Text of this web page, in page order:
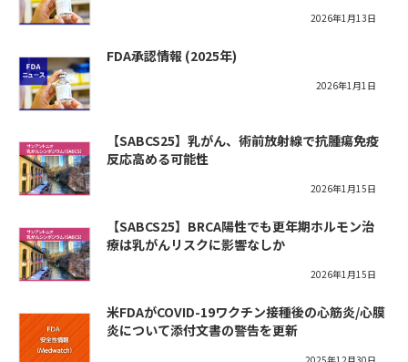
2026年1月13日
FDA承認情報 (2025年)
2026年1月1日
【SABCS25】乳がん、術前放射線で抗腫瘍免疫
反応高める可能性
2026年1月15日
【SABCS25】BRCA陽性でも更年期ホルモン治
療は乳がんリスクに影響なしか
2026年1月15日
米FDAがCOVID-19ワクチン接種後の心筋炎/心膜
炎について添付文書の警告を更新